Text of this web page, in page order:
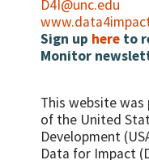
Evidence of
support
D4I@unc.edu
Sign up here to
Monitor
This website
of the United
Development
Data for Impact